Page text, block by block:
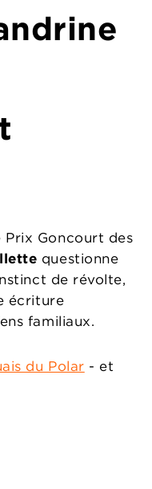
Goncourt des
questionne
de révolte,
écriture
familiaux.
du Polar - et